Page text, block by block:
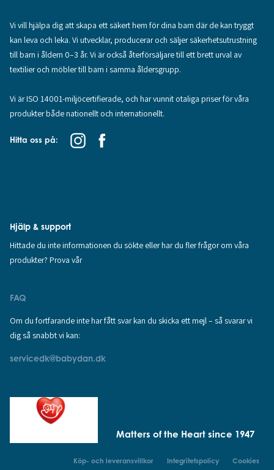
Vi vill hjälpa dig att skapa ett säkert hem för dina barn där de kan tryggt
kan leva och leka. Vi utvecklar, producerar och säljer säkerhetsutrustning
till barn i åldern 0–3 år. Vi är också återförsäljare till ett brett urval av
textilier och möbler till barn i samma åldersgrupp.
Vi är ISO 14001-miljöcertifierade, och har vunnit otaliga priser för våra
produkter både nationellt och internationellt.
Hitta oss på:
Hjälp & support
Hittade du inte informationen du sökte eller har du fler frågor om våra
produkter? Prova vår
FAQ
Om du fortfarande inte har fått svar kan du skicka ett mejl – så svarar vi
dig så snabbt vi kan:
servicedk@babydan.dk
Matters of the Heart since 1947
Köp- och leveransvillkor Integritetspolicy Cookies